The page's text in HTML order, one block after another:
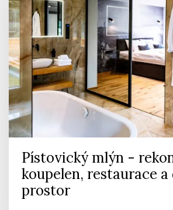
Pístovický mlýn -
koupelen, restaurace a
prostor